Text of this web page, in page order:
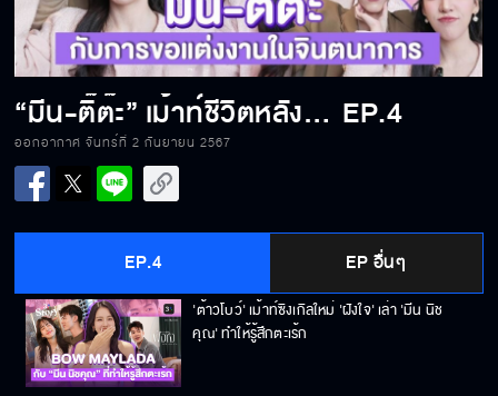
Video
“มีน-ติ๊ต๊ะ” เม้าท์ชีวิตหลังแต่งงานในจินตนาการ จำลองขอแต่งงานฉบับนอกจอ EP.4
ออกอากาศ จันทร์ที่ 2 กันยายน 2567
EP.4 EP อื่นๆ
'ต้าวโบว์' เม้าท์ซิงเกิลใหม่ 'ฝังใจ' เล่า 'มีน นิช
คุณ' ทำให้รู้สึกตะเร้ก